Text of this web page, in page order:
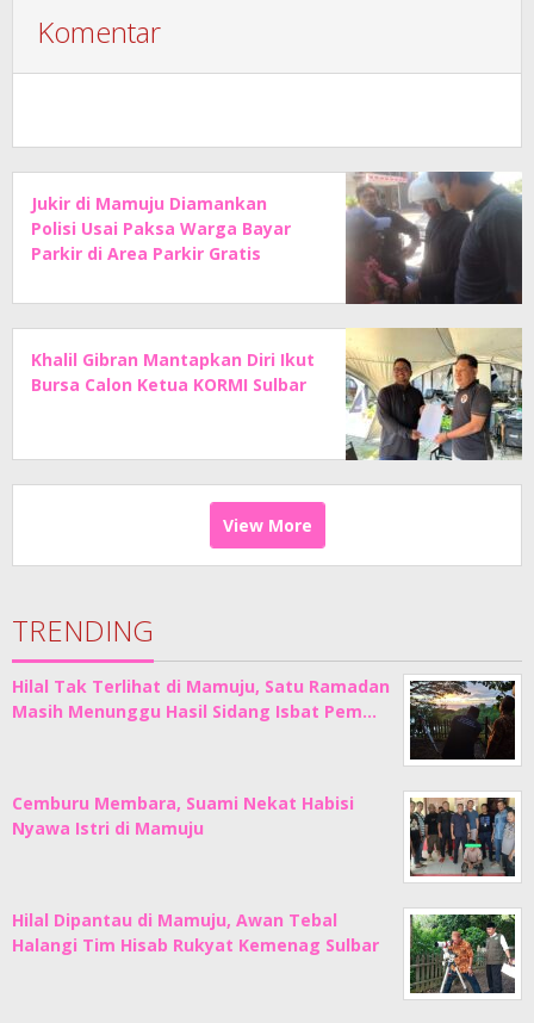
Komentar
Jukir di Mamuju Diamankan
Polisi Usai Paksa Warga Bayar
Parkir di Area Parkir Gratis
Khalil Gibran Mantapkan Diri Ikut
Bursa Calon Ketua KORMI Sulbar
View More
TRENDING
Hilal Tak Terlihat di Mamuju, Satu Ramadan
Masih Menunggu Hasil Sidang Isbat Pem…
Cemburu Membara, Suami Nekat Habisi
Nyawa Istri di Mamuju
Hilal Dipantau di Mamuju, Awan Tebal
Halangi Tim Hisab Rukyat Kemenag Sulbar